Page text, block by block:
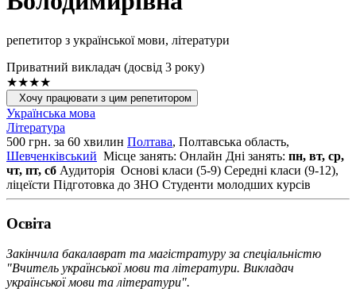
репетитор з української мови, літератури
Приватний викладач (досвід 3 року)
★★★★
Хочу працювати з цим репетитором
Українська мова
Література
500 грн. за 60 хвилин Полтава, Полтавська область,
Шевченківський Місце занять: Онлайн Дні занять: пн, вт, ср,
чт, пт, сб Аудиторія Основі класи (5-9) Середні класи (9-12),
ліцеїсти Підготовка до ЗНО Студенти молодших курсів
Освiта
Закінчила бакалаврат та магістратуру за спеціальністю
"Вчитель української мови та літератури. Викладач
української мови та літератури".